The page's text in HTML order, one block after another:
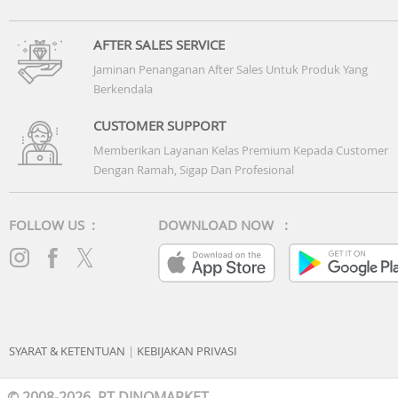
AFTER SALES SERVICE
Jaminan Penanganan After Sales Untuk Produk Yang
Berkendala
CUSTOMER SUPPORT
Memberikan Layanan Kelas Premium Kepada Customer
Dengan Ramah, Sigap Dan Profesional
FOLLOW US : DOWNLOAD NOW :
SYARAT & KETENTUAN | KEBIJAKAN PRIVASI